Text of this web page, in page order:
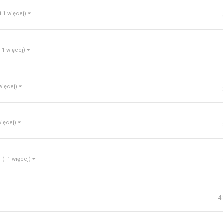
1 więcej)
1 więcej)
(i 1 więcej)
4